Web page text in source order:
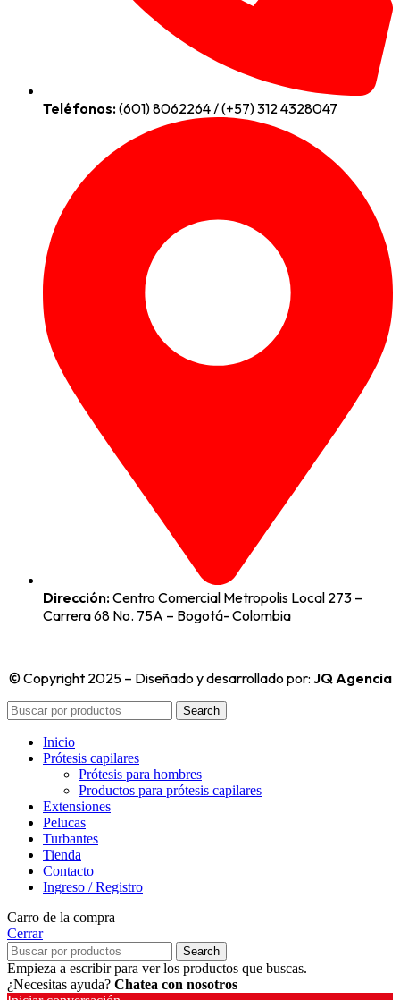
Teléfonos:(601) 8062264 / (+57) 312 4328047
Dirección:Centro Comercial Metropolis Local 273 –
Carrera 68 No. 75A – Bogotá- Colombia
© Copyright 2025 – Diseñado y desarrollado por: JQ Agencia
Search
Inicio
Prótesis capilares
Prótesis para hombres
Productos para prótesis capilares
Extensiones
Pelucas
Turbantes
Tienda
Contacto
Ingreso / Registro
Carro de la compra
Cerrar
Search
Empieza a escribir para ver los productos que buscas.
¿Necesitas ayuda? Chatea con nosotros